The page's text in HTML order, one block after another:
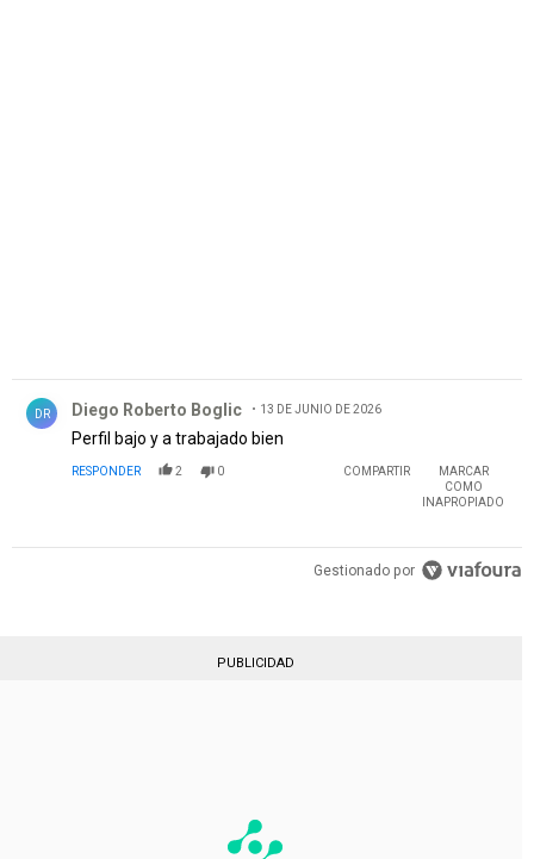
DR Diego Roberto Boglic 13 DE JUNIO DE 2026
Perfil bajo y a trabajado bien
RESPONDER 2 0 COMPARTIR
MARCAR
COMO
INAPROPIADO
Gestionado por
PUBLICIDAD